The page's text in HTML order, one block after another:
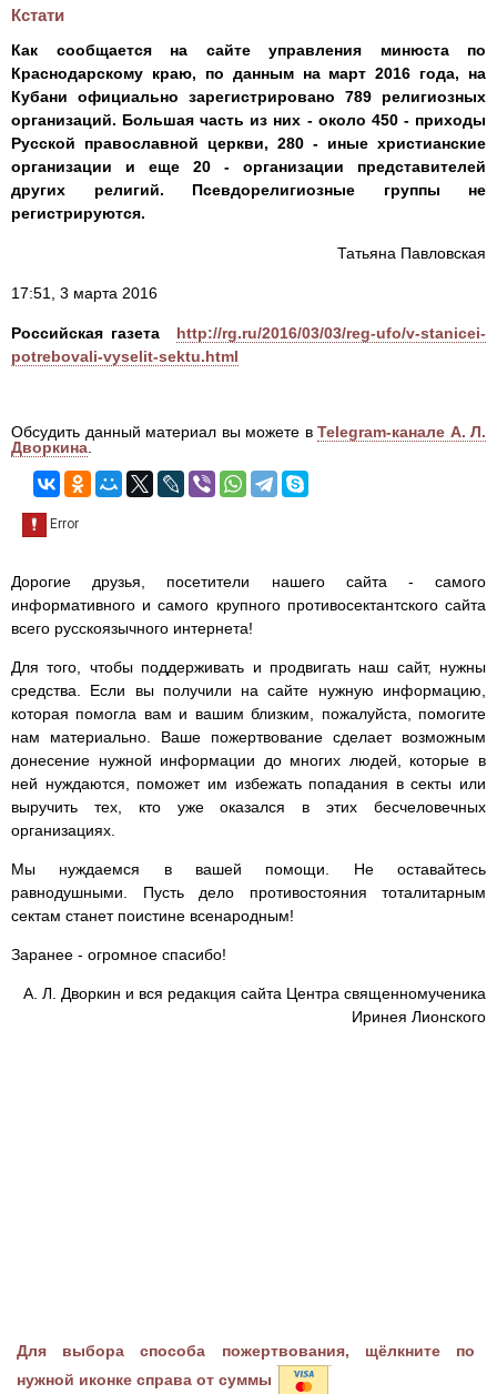
Кстати
Как сообщается на сайте управления минюста по
Краснодарскому краю, по данным на март 2016 года, на
Кубани официально зарегистрировано 789 религиозных
организаций. Большая часть из них - около 450 - приходы
Русской православной церкви, 280 - иные христианские
организации и еще 20 - организации представителей
других религий. Псевдорелигиозные группы не
регистрируются.
Татьяна Павловская
17:51, 3 марта 2016
Российская газета
http://rg.ru/2016/03/03/reg-ufo/v-stanicei-
potrebovali-vyselit-sektu.html
Обсудить данный материал вы можете в Telegram-канале А. Л.
Дворкина
Дорогие друзья, посетители нашего сайта - самого
информативного и самого крупного противосектантского сайта
всего русскоязычного интернета!
Для того, чтобы поддерживать и продвигать наш сайт, нужны
средства. Если вы получили на сайте нужную информацию,
которая помогла вам и вашим близким, пожалуйста, помогите
нам материально. Ваше пожертвование сделает возможным
донесение нужной информации до многих людей, которые в
ней нуждаются, поможет им избежать попадания в секты или
выручить тех, кто уже оказался в этих бесчеловечных
организациях.
Мы нуждаемся в вашей помощи. Не оставайтесь
равнодушными. Пусть дело противостояния тоталитарным
сектам станет поистине всенародным!
Заранее - огромное спасибо!
А. Л. Дворкин и вся редакция сайта Центра священномученика
Иринея Лионского
Для выбора способа пожертвования, щёлкните по
нужной иконке справа от суммы